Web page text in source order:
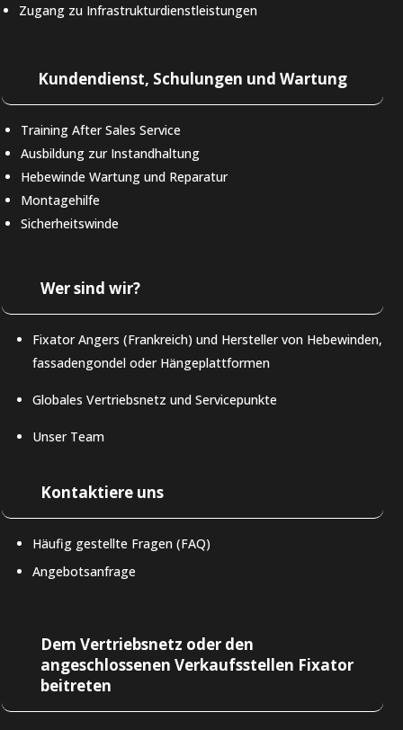
Zugang zu Infrastrukturdienstleistungen
Kundendienst, Schulungen und Wartung
Training After Sales Service
Ausbildung zur Instandhaltung
Hebewinde Wartung und Reparatur
Montagehilfe
Sicherheitswinde
Wer sind wir?
Fixator Angers (Frankreich) und Hersteller von Hebewinden,
fassadengondel oder Hängeplattformen
Globales Vertriebsnetz und Servicepunkte
Unser Team
Kontaktiere uns
Häufig gestellte Fragen (FAQ)
Angebotsanfrage
Dem Vertriebsnetz oder den
angeschlossenen Verkaufsstellen Fixator
beitreten
IT
LAT-AM